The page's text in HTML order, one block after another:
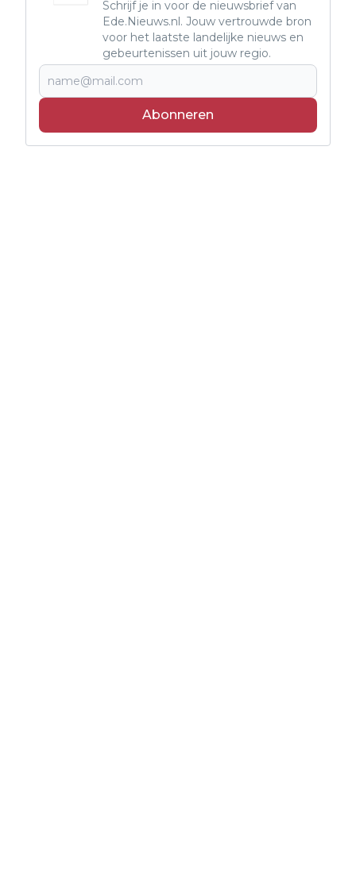
Schrijf je in voor de nieuwsbrief van
Ede.Nieuws.nl. Jouw vertrouwde bron
voor het laatste landelijke nieuws en
gebeurtenissen uit jouw regio.
Abonneren